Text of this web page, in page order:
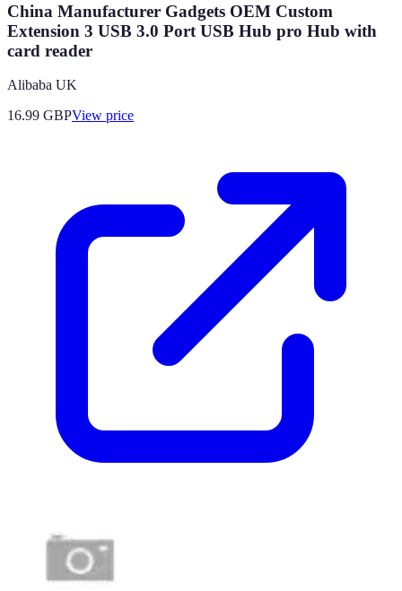
China Manufacturer Gadgets OEM Custom
Extension 3 USB 3.0 Port USB Hub pro Hub with
card reader
Alibaba UK
16.99 GBPView price